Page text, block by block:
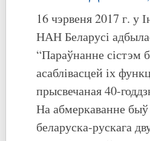
16 чэрвеня 2017 г. у
НАН Беларусі
“Параўнанне сістэм
асаблівасцей іх
прысвечаная 40-
На абмеркаванне
беларуска-рускага